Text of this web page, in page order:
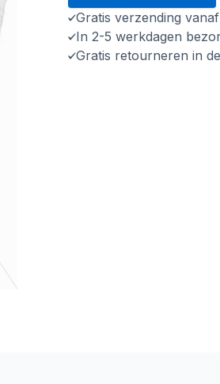
Gratis verzending
In 2-5 werkdagen
Gratis retourneren in